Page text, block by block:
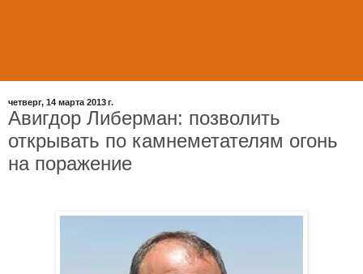
четверг, 14 марта 2013 г.
Aвигдор Либерман: позволить
открывать по камнеметателям огонь
на поражение